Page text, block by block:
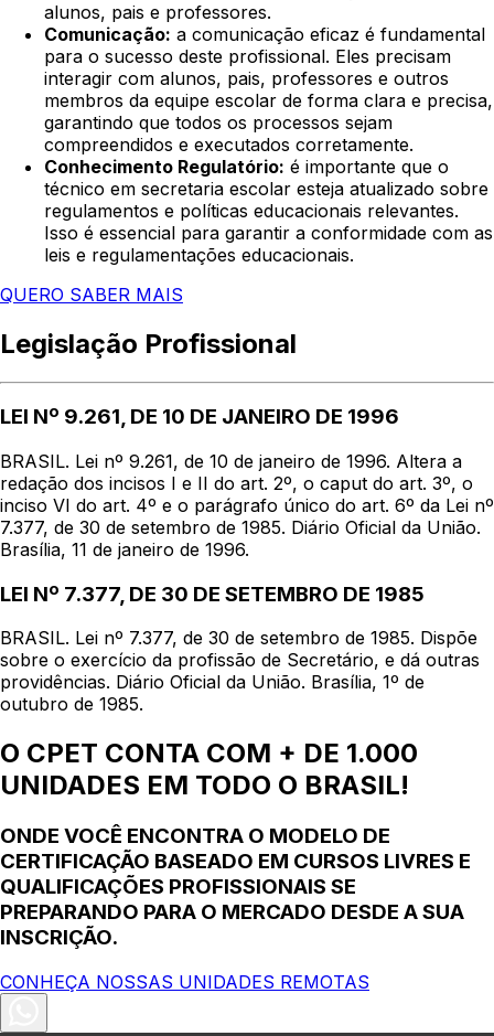
alunos, pais e professores.
Comunicação: a comunicação eficaz é fundamental
para o sucesso deste profissional. Eles precisam
interagir com alunos, pais, professores e outros
membros da equipe escolar de forma clara e precisa,
garantindo que todos os processos sejam
compreendidos e executados corretamente.
Conhecimento Regulatório: é importante que o
técnico em secretaria escolar esteja atualizado sobre
regulamentos e políticas educacionais relevantes.
Isso é essencial para garantir a conformidade com as
leis e regulamentações educacionais.
QUERO SABER MAIS
Legislação Profissional
LEI Nº 9.261, DE 10 DE JANEIRO DE 1996
BRASIL. Lei nº 9.261, de 10 de janeiro de 1996. Altera a
redação dos incisos I e II do art. 2º, o caput do art. 3º, o
inciso VI do art. 4º e o parágrafo único do art. 6º da Lei nº
7.377, de 30 de setembro de 1985. Diário Oficial da União.
Brasília, 11 de janeiro de 1996.
LEI Nº 7.377, DE 30 DE SETEMBRO DE 1985
BRASIL. Lei nº 7.377, de 30 de setembro de 1985. Dispõe
sobre o exercício da profissão de Secretário, e dá outras
providências. Diário Oficial da União. Brasília, 1º de
outubro de 1985.
O CPET CONTA COM + DE 1.000
UNIDADES EM TODO O BRASIL!
ONDE VOCÊ ENCONTRA O MODELO DE
CERTIFICAÇÃO BASEADO EM CURSOS LIVRES E
QUALIFICAÇÕES PROFISSIONAIS SE
PREPARANDO PARA O MERCADO DESDE A SUA
INSCRIÇÃO.
CONHEÇA NOSSAS UNIDADES REMOTAS